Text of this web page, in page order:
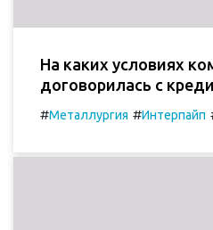
На каких условиях
договорилась с
#Металлургия #Интерпайп